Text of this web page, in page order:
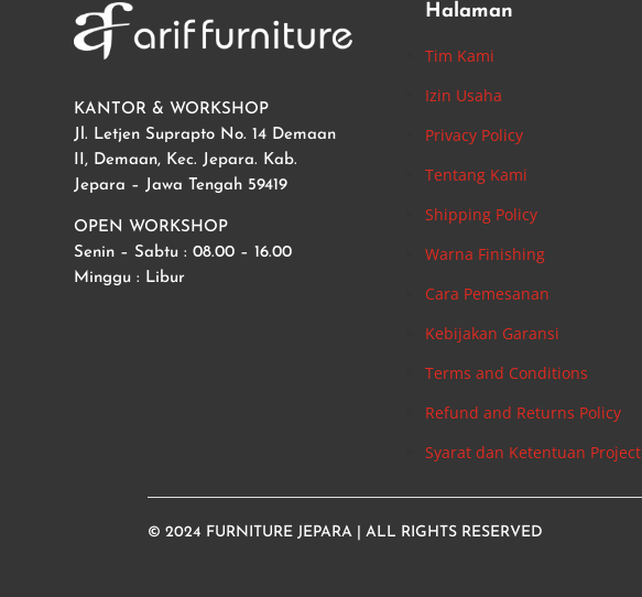
KANTOR & WORKSHOP
Jl. Letjen Suprapto No. 14 Demaan
II, Demaan, Kec. Jepara. Kab.
Jepara – Jawa Tengah 59419
OPEN WORKSHOP
Senin – Sabtu : 08.00 – 16.00
Minggu : Libur
Halaman
Tim Kami
Izin Usaha
Privacy Policy
Tentang Kami
Shipping Policy
Warna Finishing
Cara Pemesanan
Kebijakan Garansi
Terms and Conditions
Refund and Returns Policy
Syarat dan Ketentuan Project
© 2024 FURNITURE JEPARA | ALL RIGHTS RESERVED